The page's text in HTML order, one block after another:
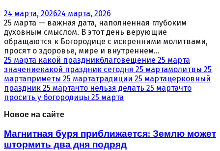
24 марта, 202624 марта, 2026
25 марта — важная дата, наполненная глубоким
духовным смыслом. В этот день верующие
обращаются к Богородице с искренними молитвами,
просят о здоровье, мире и внутреннем...
25 марта какой праздникблаговещение 25 марта
значениекакой праздник сегодня 25 мартамолитвы 25
мартаприметы 25 мартатрадиции 25 мартацерковный
праздник 25 мартачто нельзя делать 25 мартачто
просить у богородицы 25 марта
Новое на сайте
Магнитная буря приближается: Землю может
штормить два дня подряд